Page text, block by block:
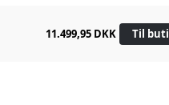
11.499,95 DKK Til